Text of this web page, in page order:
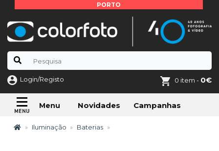
PORTO
Login/Registo 0 item - 0€
Menu Novidades Campanhas
Iluminação Baterias